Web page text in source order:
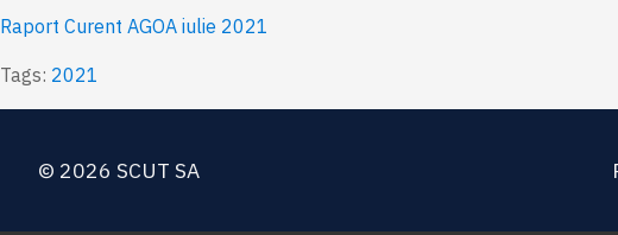
Raport Curent AGOA iulie 2021
Tags: 2021
© 2026 SCUT SA